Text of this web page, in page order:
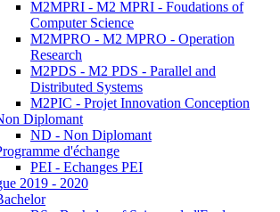
M2MPRI - M2 MPRI - Foudations of
Computer Science
M2MPRO - M2 MPRO - Operation
Research
M2PDS - M2 PDS - Parallel and
Distributed Systems
M2PIC - Projet Innovation Conception
Diplomant
ND - Non Diplomant
d'échange
PEI - Echanges PEI
2019 - 2020